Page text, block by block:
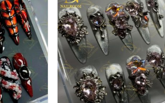
Add to
wishlist
Add to